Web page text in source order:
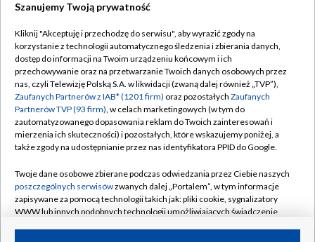
TVP
Abonament TVP
Emisja w TVP
Centrum informacji TVP
Naziemna Telewizja Cyfrowa
Rada Programowa
System NOS
Informacje o nadawcy
Regulamin TVP
Polityka prywatności
Moje zgody
Pomoc
Kontakt
Kanały
Szanujemy Twoją prywatność
Kliknij "Akceptuję i przechodzę do serwisu", aby wyrazić zgody na
korzystanie z technologii automatycznego śledzenia i zbierania danych,
dostęp do informacji na Twoim urządzeniu końcowym i ich
przechowywanie oraz na przetwarzanie Twoich danych osobowych przez
nas, czyli Telewizję Polską S.A. w likwidacji (zwaną dalej również „TVP”),
Zaufanych Partnerów z IAB* (1201 firm) oraz pozostałych Zaufanych
Partnerów TVP (93 firm), w celach marketingowych (w tym do
zautomatyzowanego dopasowania reklam do Twoich zainteresowań i
mierzenia ich skuteczności) i pozostałych, które wskazujemy poniżej, a
także zgody na udostępnianie przez nas identyfikatora PPID do Google.
Twoje dane osobowe zbierane podczas odwiedzania przez Ciebie naszych
poszczególnych serwisówzwanych dalej „Portalem”, w tym informacje
zapisywane za pomocą technologii takich jak: pliki cookie, sygnalizatory
WWW lub innych podobnych technologii umożliwiających świadczenie